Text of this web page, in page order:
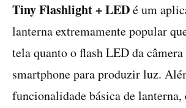
Tiny Flashlight + LEDé um
lanterna extremamente popular
tela quanto o flash LED da câmera
smartphone para produzir luz.
funcionalidade básica de lanterna,